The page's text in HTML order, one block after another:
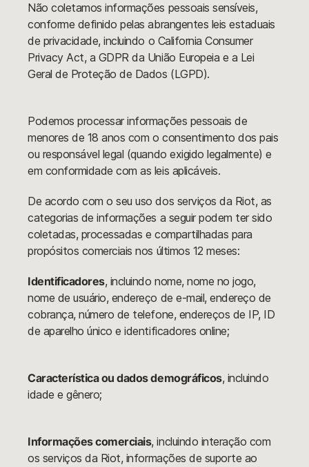
Não coletamos informações pessoais sensíveis,
conforme definido pelas abrangentes leis estaduais
de privacidade, incluindo o California Consumer
Privacy Act, a GDPR da União Europeia e a Lei
Geral de Proteção de Dados (LGPD).
Podemos processar informações pessoais de
menores de 18 anos com o consentimento dos pais
ou responsável legal (quando exigido legalmente) e
em conformidade com as leis aplicáveis.
De acordo com o seu uso dos serviços da Riot, as
categorias de informações a seguir podem ter sido
coletadas, processadas e compartilhadas para
propósitos comerciais nos últimos 12 meses:
Identificadores, incluindo nome, nome no jogo,
nome de usuário, endereço de e-mail, endereço de
cobrança, número de telefone, endereços de IP, ID
de aparelho único e identificadores online;
Característica ou dados demográficos, incluindo
idade e gênero;
Informações comerciais, incluindo interação com
os serviços da Riot, informações de suporte ao